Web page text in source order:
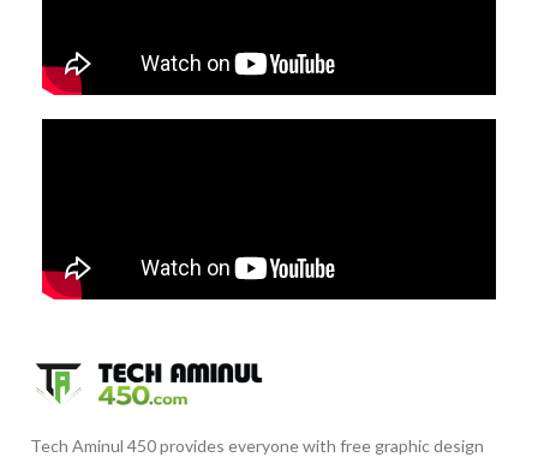
Tech Aminul 450 provides everyone with free graphic design